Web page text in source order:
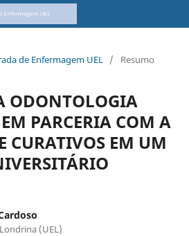
de Enfermagem UEL / Resumo
ODONTOLOGIA
PARCERIA COM A
CURATIVOS EM UM
(UEL)